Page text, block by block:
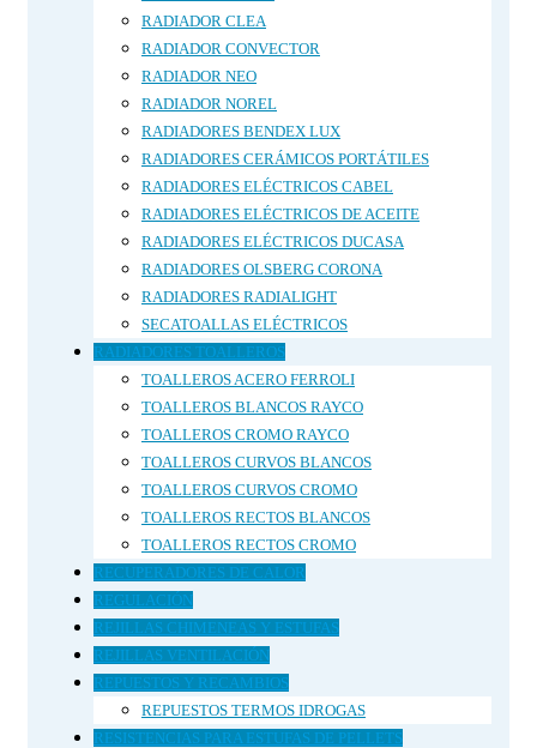
RADIADOR CLEA
RADIADOR CONVECTOR
RADIADOR NEO
RADIADOR NOREL
RADIADORES BENDEX LUX
RADIADORES CERÁMICOS PORTÁTILES
RADIADORES ELÉCTRICOS CABEL
RADIADORES ELÉCTRICOS DE ACEITE
RADIADORES ELÉCTRICOS DUCASA
RADIADORES OLSBERG CORONA
RADIADORES RADIALIGHT
SECATOALLAS ELÉCTRICOS
RADIADORES TOALLEROS
TOALLEROS ACERO FERROLI
TOALLEROS BLANCOS RAYCO
TOALLEROS CROMO RAYCO
TOALLEROS CURVOS BLANCOS
TOALLEROS CURVOS CROMO
TOALLEROS RECTOS BLANCOS
TOALLEROS RECTOS CROMO
RECUPERADORES DE CALOR
REGULACIÓN
REJILLAS CHIMENEAS Y ESTUFAS
REJILLAS VENTILACIÓN
REPUESTOS Y RECAMBIOS
REPUESTOS TERMOS IDROGAS
RESISTENCIAS PARA ESTUFAS DE PELLETS